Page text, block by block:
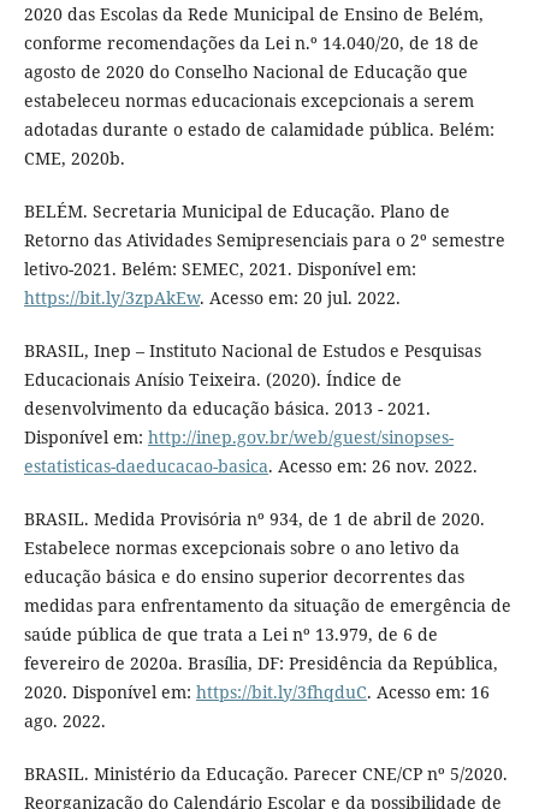
2020 das Escolas da Rede Municipal de Ensino de Belém,
conforme recomendações da Lei n.º 14.040/20, de 18 de
agosto de 2020 do Conselho Nacional de Educação que
estabeleceu normas educacionais excepcionais a serem
adotadas durante o estado de calamidade pública. Belém:
CME, 2020b.
BELÉM. Secretaria Municipal de Educação. Plano de
Retorno das Atividades Semipresenciais para o 2º semestre
letivo-2021. Belém: SEMEC, 2021. Disponível em:
https://bit.ly/3zpAkEw. Acesso em: 20 jul. 2022.
BRASIL, Inep – Instituto Nacional de Estudos e Pesquisas
Educacionais Anísio Teixeira. (2020). Índice de
desenvolvimento da educação básica. 2013 - 2021.
Disponível em: http://inep.gov.br/web/guest/sinopses-
estatisticas-daeducacao-basica. Acesso em: 26 nov. 2022.
BRASIL. Medida Provisória nº 934, de 1 de abril de 2020.
Estabelece normas excepcionais sobre o ano letivo da
educação básica e do ensino superior decorrentes das
medidas para enfrentamento da situação de emergência de
saúde pública de que trata a Lei nº 13.979, de 6 de
fevereiro de 2020a. Brasília, DF: Presidência da República,
2020. Disponível em: https://bit.ly/3fhqduC. Acesso em: 16
ago. 2022.
BRASIL. Ministério da Educação. Parecer CNE/CP nº 5/2020.
Reorganização do Calendário Escolar e da possibilidade de